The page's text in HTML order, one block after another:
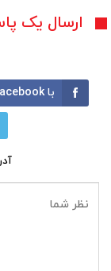
ارسال یک
با Facebook وارد شوید